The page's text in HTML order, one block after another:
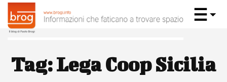
Tag:Lega Coop Sicilia